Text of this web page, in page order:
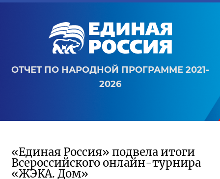
ОТЧЕТ ПО НАРОДНОЙ ПРОГРАММЕ 2021-
2026
«Единая Россия» подвела итоги
Всероссийского онлайн-турнира
«ЖЭКА. Дом»